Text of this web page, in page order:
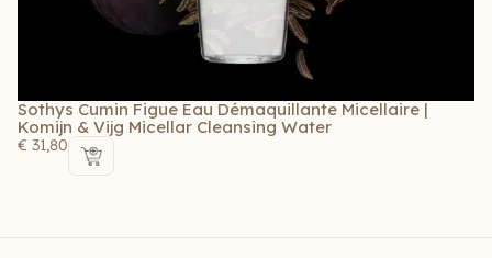
Sothys Cumin Figue Eau Démaquillante Micellaire |
Komijn & Vijg Micellar Cleansing Water
€ 31,80